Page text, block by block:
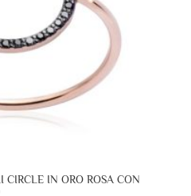
CIRCLE IN ORO ROSA CON